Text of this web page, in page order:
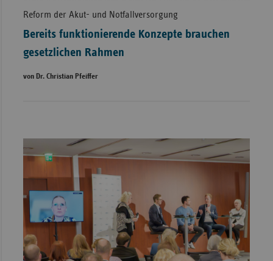
Reform der Akut- und Notfallversorgung
Bereits funktionierende Konzepte brauchen
gesetzlichen Rahmen
von Dr. Christian Pfeiffer